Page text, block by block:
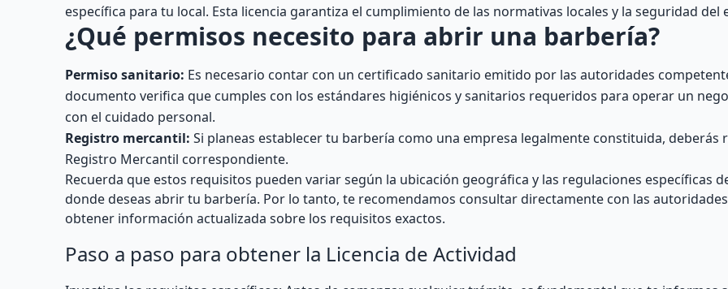
específica para tu local. Esta licencia garantiza el cumplimiento de las normativas locales y la seguridad del
¿Qué permisos necesito para abrir una barbería?
Permiso sanitario: Es necesario contar con un certificado sanitario emitido por las autoridades
documento verifica que cumples con los estándares higiénicos y sanitarios requeridos para operar un
con el cuidado personal.
Registro mercantil: Si planeas establecer tu barbería como una empresa legalmente constituida, deberás
Registro Mercantil correspondiente.
Recuerda que estos requisitos pueden variar según la ubicación geográfica y las regulaciones específicas
donde deseas abrir tu barbería. Por lo tanto, te recomendamos consultar directamente con las
obtener información actualizada sobre los requisitos exactos.
Paso a paso para obtener la Licencia de Actividad